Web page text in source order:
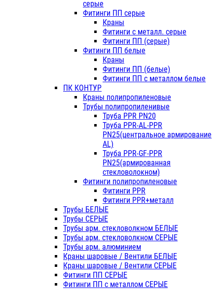
серые
Фитинги ПП серые
Краны
Фитинги с металл. серые
Фитинги ПП (серые)
Фитинги ПП белые
Краны
Фитинги ПП (белые)
Фитинги ПП с металлом белые
ПК КОНТУР
Краны полипропиленовые
Трубы полипропиленивые
Труба PPR PN20
Труба PPR-AL-PPR
PN25(центральное армирование
AL)
Труба PPR-GF-PPR
PN25(армированная
стекловолокном)
Фитинги полипропиленовые
Фитинги PPR
Фитинги PPR+металл
Трубы БЕЛЫЕ
Трубы СЕРЫЕ
Трубы арм. стекловолкном БЕЛЫЕ
Трубы арм. стекловолкном СЕРЫЕ
Трубы арм. алюминием
Краны шаровые / Вентили БЕЛЫЕ
Краны шаровые / Вентили СЕРЫЕ
Фитинги ПП СЕРЫЕ
Фитинги ПП с металлом СЕРЫЕ